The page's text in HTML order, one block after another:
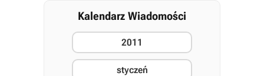
Kalendarz Wiadomości
2011
styczeń